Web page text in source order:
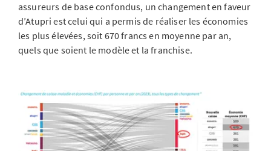
assureurs de base confondus, un changement en faveur
d’Atupri est celui qui a permis de réaliser les économies
les plus élevées, soit 670 francs en moyenne par an,
quels que soient le modèle et la franchise.